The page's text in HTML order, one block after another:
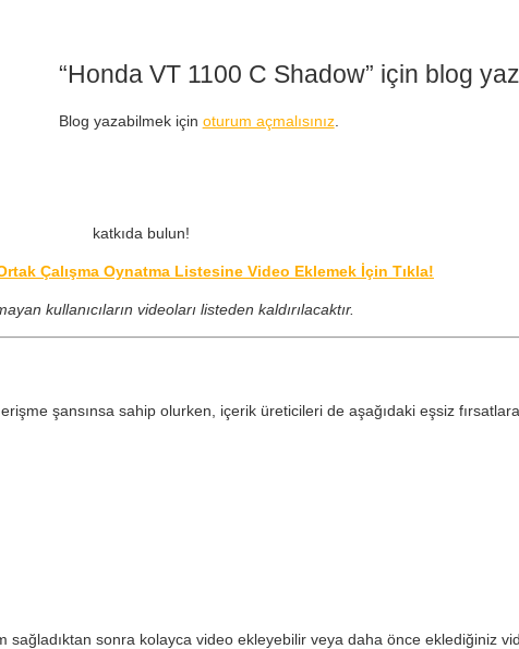
“Honda VT 1100 C Shadow” için blog
Blog yazabilmek için oturum açmalısınız.
katkıda bulun!
Çalışma Oynatma Listesine Video Eklemek İçin Tıkla!
kullanıcıların videoları listeden kaldırılacaktır.
şansınsa sahip olurken, içerik üreticileri de aşağıdaki eşsiz
sonra kolayca video ekleyebilir veya daha önce eklediğiniz